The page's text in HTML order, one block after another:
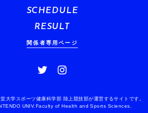
SCHEDULE
RESULT
関係者専用ページ
大学スポーツ健康科学部 陸上競技部が運営するサイトです。
UNIV.Faculty of Health and Sports Sciences.